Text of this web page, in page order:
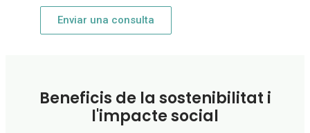
Enviar una consulta
Beneficis de la sostenibilitat i
l'impacte social